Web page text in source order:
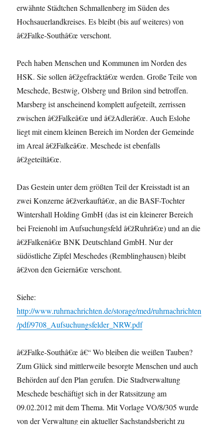
erwähnte Städtchen Schmallenberg im Süden des
Hochsauerlandkreises. Es bleibt (bis auf weiteres) von
â€žFalke-Southâ€œ verschont.
Pech haben Menschen und Kommunen im Norden des
HSK. Sie sollen â€žgefracktâ€œ werden. Große Teile von
Meschede, Bestwig, Olsberg und Brilon sind betroffen.
Marsberg ist anscheinend komplett aufgeteilt, zerrissen
zwischen â€žFalkeâ€œ und â€žAdlerâ€œ. Auch Eslohe
liegt mit einem kleinen Bereich im Norden der Gemeinde
im Areal â€žFalkeâ€œ. Meschede ist ebenfalls
â€žgeteiltâ€œ.
Das Gestein unter dem größten Teil der Kreisstadt ist an
zwei Konzerne â€žverkauftâ€œ, an die BASF-Tochter
Wintershall Holding GmbH (das ist ein kleinerer Bereich
bei Freienohl im Aufsuchungsfeld â€žRuhrâ€œ) und an die
â€žFalkenâ€œ BNK Deutschland GmbH. Nur der
südöstliche Zipfel Meschedes (Remblinghausen) bleibt
â€žvon den Geiernâ€œ verschont.
Siehe:
http://www.ruhrnachrichten.de/storage/med/ruhrnachrichten
/pdf/9708_Aufsuchungsfelder_NRW.pdf
â€žFalke-Southâ€œ â€“ Wo bleiben die weißen Tauben?
Zum Glück sind mittlerweile besorgte Menschen und auch
Behörden auf den Plan gerufen. Die Stadtverwaltung
Meschede beschäftigt sich in der Ratssitzung am
09.02.2012 mit dem Thema. Mit Vorlage VO/8/305 wurde
von der Verwaltung ein aktueller Sachstandsbericht zu